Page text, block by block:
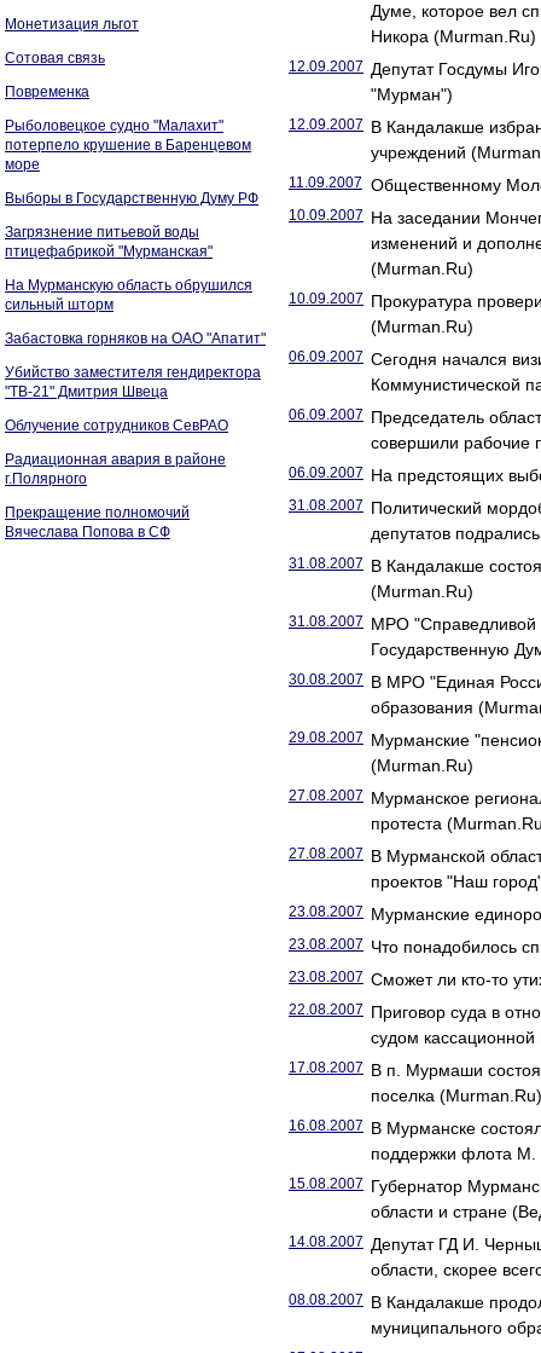
Монетизация льгот
Сотовая связь
Повременка
Рыболовецкое судно "Малахит"
потерпело крушение в Баренцевом
море
Выборы в Государственную Думу РФ
Загрязнение питьевой воды
птицефабрикой "Мурманская"
На Мурманскую область обрушился
сильный шторм
Забастовка горняков на ОАО "Апатит"
Убийство заместителя гендиректора
"ТВ-21" Дмитрия Швеца
Облучение сотрудников СевРАО
Радиационная авария в районе
г.Полярного
Прекращение полномочий
Вячеслава Попова в СФ
Думе, которое вел
Никора (Murman.Ru)
12.09.2007 Депутат Госдумы
"Мурман")
12.09.2007 В Кандалакше
учреждений
11.09.2007 Общественному
10.09.2007 На заседании
изменений и
(Murman.Ru)
10.09.2007 Прокуратура
(Murman.Ru)
06.09.2007 Сегодня начался
Коммунистической
06.09.2007 Председатель
совершили рабочие
06.09.2007 На предстоящих
31.08.2007 Политический
депутатов
31.08.2007 В Кандалакше
(Murman.Ru)
31.08.2007 МРО "Справедливой
Государственную
30.08.2007 В МРО "Единая
образования
29.08.2007 Мурманские
(Murman.Ru)
27.08.2007 Мурманское
протеста
27.08.2007 В Мурманской
проектов "Наш
23.08.2007 Мурманские
23.08.2007 Что понадобилось
23.08.2007 Сможет ли кто-то
22.08.2007 Приговор суда в
судом
17.08.2007 В п. Мурмаши
поселка (Murman.Ru)
16.08.2007 В Мурманске
поддержки флота
15.08.2007 Губернатор
области и стране
14.08.2007 Депутат ГД И.
области, скорее
08.08.2007 В Кандалакше
муниципального